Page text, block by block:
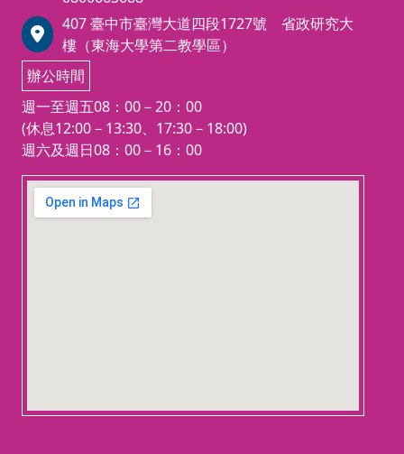
上課
。
E
、古典油畫技法（一）：基底製
作與素描研究：每週四，夜間上課
館上課
。
F 、膠彩畫創作-揉紙揉箔技法實
作：每週四，夜間上課（7：20-0
G、色彩理論與應用(一) 視覺設計
：每週四，夜間上課（7：20-09：
407 臺中市臺灣大道四段1727號 省政研究大
樓（東海大學第二教學區）
辦公時間
週一至週五08：00－20：00
(休息12:00－13:30、17:30－18:00)
週六及週日08：00－16：00
123 movies
embedgooglemap.net